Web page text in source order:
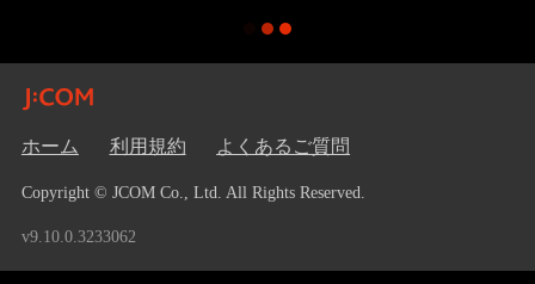
ホーム 利用規約 よくあるご質問
Copyright © JCOM Co., Ltd. All Rights Reserved.
v9.10.0.3233062